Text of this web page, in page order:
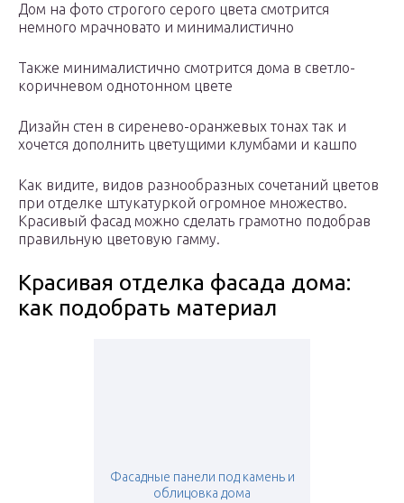
Дом на фото строгого серого цвета смотрится
немного мрачновато и минималистично
Также минималистично смотрится дома в светло-
коричневом однотонном цвете
Дизайн стен в сиренево-оранжевых тонах так и
хочется дополнить цветущими клумбами и кашпо
Как видите, видов разнообразных сочетаний цветов
при отделке штукатуркой огромное множество.
Красивый фасад можно сделать грамотно подобрав
правильную цветовую гамму.
Красивая отделка фасада дома:
как подобрать материал
Фасадные панели под камень и
облицовка дома